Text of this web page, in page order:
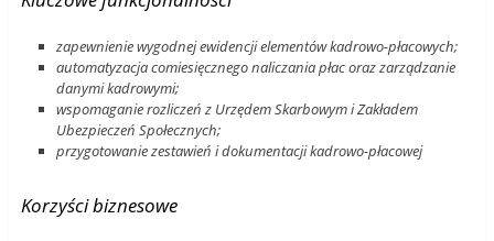
zapewnienie wygodnej ewidencji elementów kadrowo-płacowych;
automatyzacja comiesięcznego naliczania płac oraz zarządzanie
danymi kadrowymi;
wspomaganie rozliczeń z Urzędem Skarbowym i Zakładem
Ubezpieczeń Społecznych;
przygotowanie zestawień i dokumentacji kadrowo-płacowej
Korzyści biznesowe